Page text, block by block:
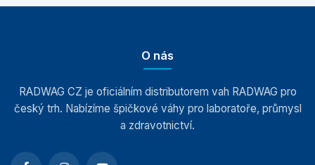
O nás
RADWAG CZ je oficiálním distributorem vah RADWAG pro
český trh. Nabízíme špičkové váhy pro laboratoře, průmysl
a zdravotnictví.